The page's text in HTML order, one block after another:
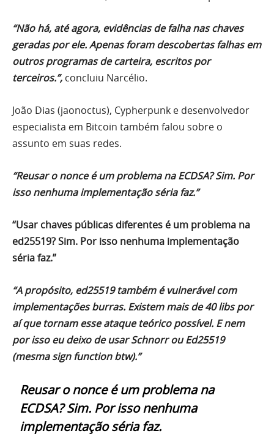
“Não há, até agora, evidências de falha nas chaves
geradas por ele. Apenas foram descobertas falhas em
outros programas de carteira, escritos por
terceiros.”, concluiu Narcélio.
João Dias (jaonoctus), Cypherpunk e desenvolvedor
especialista em Bitcoin também falou sobre o
assunto em suas redes.
“Reusar o nonce é um problema na ECDSA? Sim. Por
isso nenhuma implementação séria faz.”
“Usar chaves públicas diferentes é um problema na
ed25519? Sim. Por isso nenhuma implementação
séria faz.”
“A propósito, ed25519 também é vulnerável com
implementações burras. Existem mais de 40 libs por
aí que tornam esse ataque teórico possível. E nem
por isso eu deixo de usar Schnorr ou Ed25519
(mesma sign function btw).”
Reusar o nonce é um problema na
ECDSA? Sim. Por isso nenhuma
implementação séria faz.